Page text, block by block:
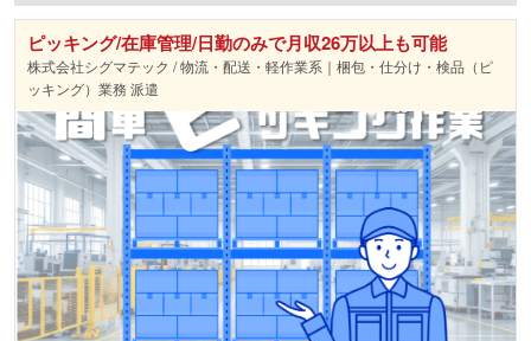
ピッキング/在庫管理/日勤のみで月収26万以上も可能
株式会社シグマテック / 物流・配送・軽作業系｜梱包・仕分け・検品（ピ
ッキング）業務 派遣